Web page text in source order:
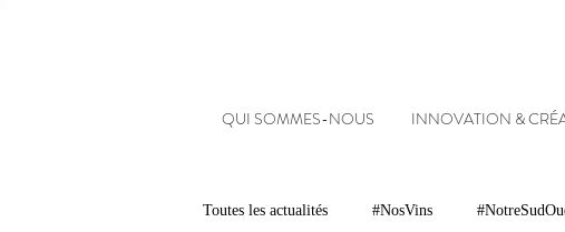
QUI SOMMES-NOUS INNOVATION &
Toutes les actualités #NosVins